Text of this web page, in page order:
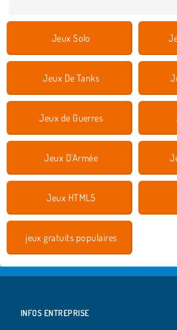
Jeux Solo
Jeux De Tanks
Jeux de Guerres
Jeux D'Armée
Jeux HTML5
jeux gratuits populaires
INFOS ENTREPRISE